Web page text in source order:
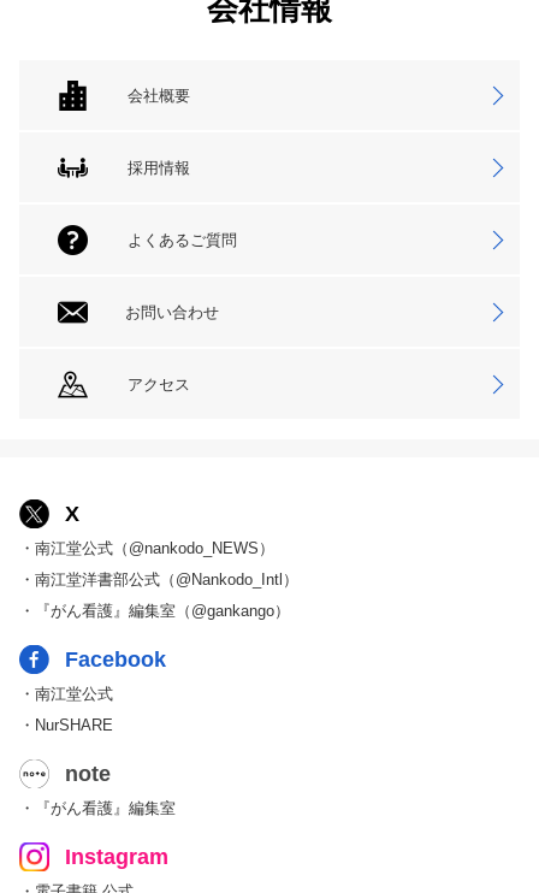
会社情報
会社概要
採用情報
よくあるご質問
お問い合わせ
アクセス
X
・南江堂公式（@nankodo_NEWS）
・南江堂洋書部公式（@Nankodo_Intl）
・『がん看護』編集室（@gankango）
Facebook
・南江堂公式
・NurSHARE
note
・『がん看護』編集室
Instagram